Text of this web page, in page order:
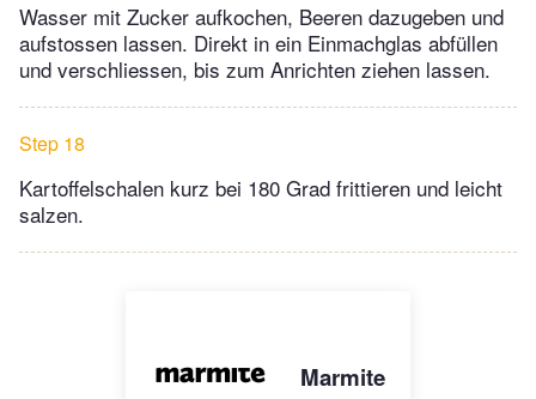
Wasser mit Zucker aufkochen, Beeren dazugeben und
aufstossen lassen. Direkt in ein Einmachglas abfüllen
und verschliessen, bis zum Anrichten ziehen lassen.
Step 18
Kartoffelschalen kurz bei 180 Grad frittieren und leicht
salzen.
Marmite